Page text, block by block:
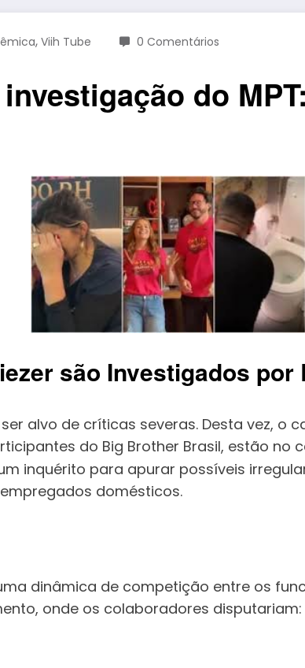
, Viih Tube 0 Comentários
do
são Investigados
alvo de críticas severas. Desta vez, o
do Big Brother Brasil, estão no
inquérito para apurar possíveis
domésticos.
dinâmica de competição entre os
onde os colaboradores disputariam: